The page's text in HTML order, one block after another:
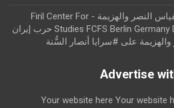
حرب إيران إسرائيل، بمقياس النصر والهزيمة - Firil Center For
Studies FCFS Berlin Germany Dr. Jameel M. Shaheen حرب إيران
على #سرايا أنصار السُّنة
Your website here Your website